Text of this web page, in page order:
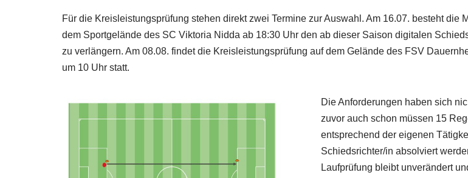
Für die Kreisleistungsprüfung stehen direkt zwei Termine zur Auswahl. Am 16.07. besteht die
dem Sportgelände des SC Viktoria Nidda ab 18:30 Uhr den ab dieser Saison digitalen
zu verlängern. Am 08.08. findet die Kreisleistungsprüfung auf dem Gelände des FSV
um 10 Uhr statt.
Die Anforderungen haben sich
zuvor auch schon müssen 15
entsprechend der eigenen
Schiedsrichter/in absolviert
Laufprüfung bleibt unverändert